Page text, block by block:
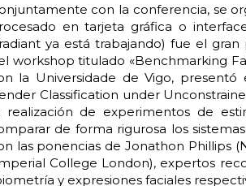
con la conferencia, se
en tarjeta gráfica o
ya está trabajando) fue el
workshop titulado «Benchmarking
la Universidade de Vigo,
Classification under
realización de experimentos de
de forma rigurosa los
las ponencias de Jonathon Phillips
College London), expertos
y expresiones faciales